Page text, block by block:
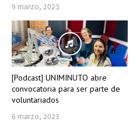
9 marzo, 2023
[Podcast] UNIMINUTO abre
convocatoria para ser parte de
voluntariados
6 marzo, 2023